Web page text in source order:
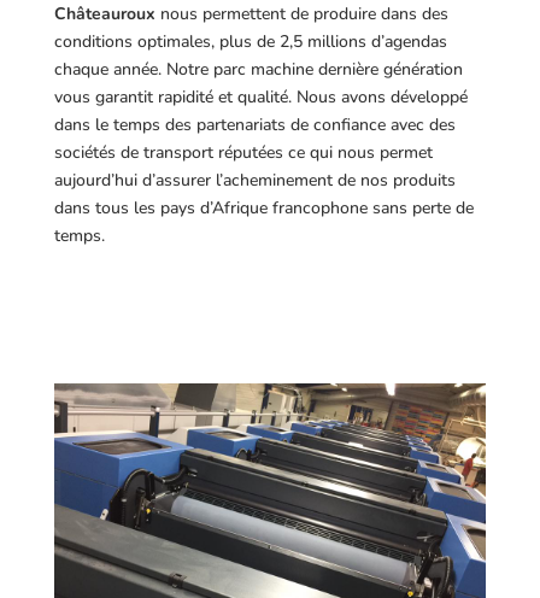
Châteauroux nous permettent de produire dans des
conditions optimales, plus de 2,5 millions d’agendas
chaque année. Notre parc machine dernière génération
vous garantit rapidité et qualité. Nous avons développé
dans le temps des partenariats de confiance avec des
sociétés de transport réputées ce qui nous permet
aujourd’hui d’assurer l’acheminement de nos produits
dans tous les pays d’Afrique francophone sans perte de
temps.